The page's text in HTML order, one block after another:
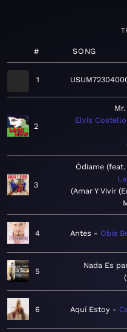
# SONG
1
2
Elvis
3
Ódiame
Amar Y Vivir
4 Antes Obie
5
Nada Es
6 Aquí Estoy